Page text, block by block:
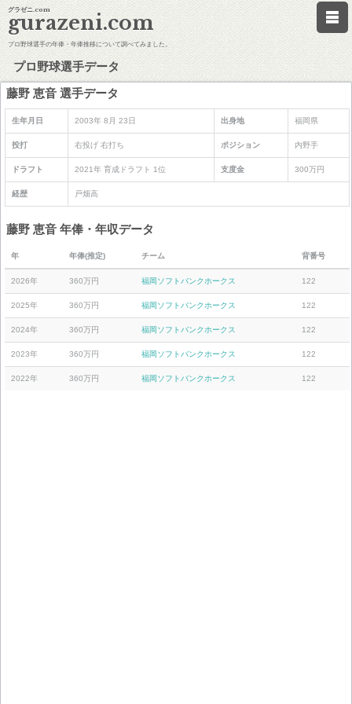
グラゼニ.com
gurazeni.com
プロ野球選手の年俸・年俸推移について調べてみました。
プロ野球選手データ
藤野 恵音 選手データ
生年月日 2003年 8月 23日 出身地 福岡県
投打 右投げ 右打ち ポジション 内野手
ドラフト 2021年 育成ドラフト 1位 支度金 300万円
経歴 戸畑高
藤野 恵音 年俸・年収データ
年 年俸(推定) チーム 背番号
2026年 360万円 福岡ソフトバンクホークス 122
2025年 360万円 福岡ソフトバンクホークス 122
2024年 360万円 福岡ソフトバンクホークス 122
2023年 360万円 福岡ソフトバンクホークス 122
2022年 360万円 福岡ソフトバンクホークス 122